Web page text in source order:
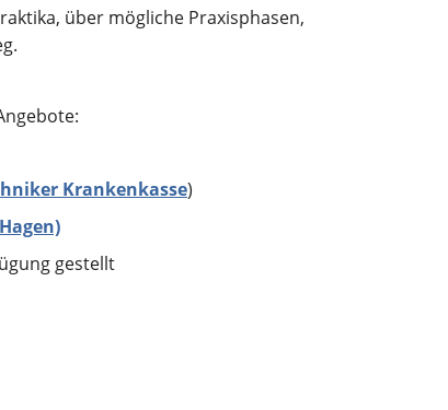
über mögliche Praxisphasen,
Krankenkasse)
gestellt